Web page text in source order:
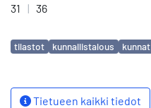
31 | 36
Avainsanat
tilastot kunnallistalous kunnat
Tietueen kaikki tiedot